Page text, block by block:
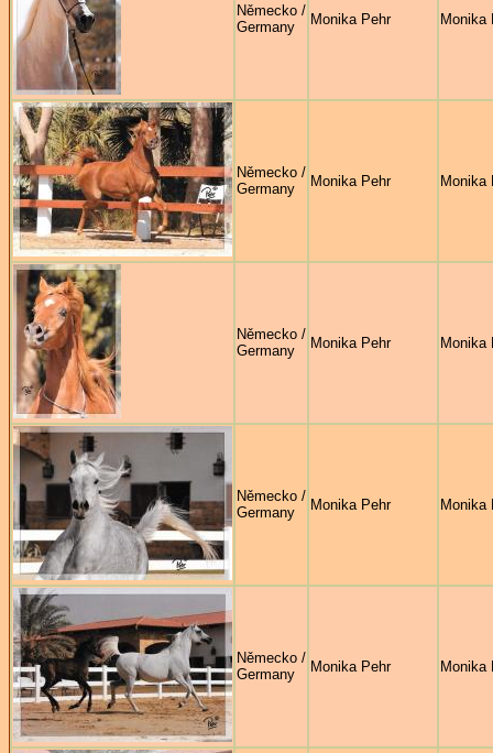
Německo /
Germany
Monika Pehr Monika
Německo /
Germany
Monika Pehr Monika
Německo /
Germany
Monika Pehr Monika
Německo /
Germany
Monika Pehr Monika
Německo /
Germany
Monika Pehr Monika